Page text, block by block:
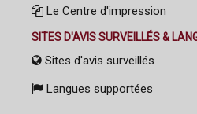
Le Centre d'impression
SITES D'AVIS SURVEILLÉS &
Sites d'avis surveillés
Langues supportées